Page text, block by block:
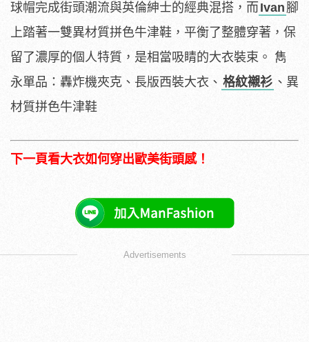
球帽完成街頭潮流與英倫紳士的經典混搭，而 Ivan 腳
上踏著一雙異材質拼色牛津鞋，平衡了整體穿著，保
留了濃厚的個人特質，是相當吸睛的大衣裝束。 雋
永單品：轟炸機夾克、長版西裝大衣、 格紋襯衫 、異
材質拼色牛津鞋
下一頁看大衣如何穿出歐美街頭感！
Advertisements